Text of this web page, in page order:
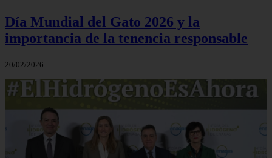
Día Mundial del Gato 2026 y la
importancia de la tenencia responsable
20/02/2026